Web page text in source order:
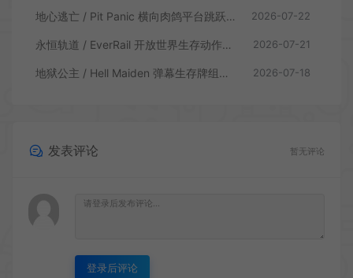
地心逃亡 / Pit Panic 横向肉鸽平台跳跃游戏 2026-07-22
永恒轨道 / EverRail 开放世界生存动作游戏 2026-07-21
地狱公主 / Hell Maiden 弹幕生存牌组动作游戏 2026-07-18
发表评论 暂无评论
登录后评论